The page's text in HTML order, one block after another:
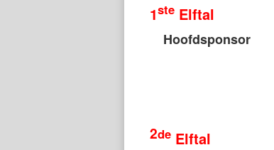
1ste Elftal
Hoofdsponsor
2de Elftal